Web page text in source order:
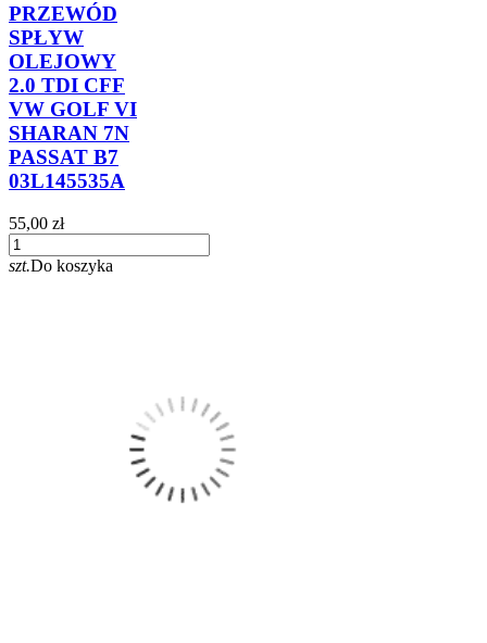
PRZEWÓD
SPŁYW
OLEJOWY
2.0 TDI CFF
VW GOLF VI
SHARAN 7N
PASSAT B7
03L145535A
55,00 zł
szt.Do koszyka